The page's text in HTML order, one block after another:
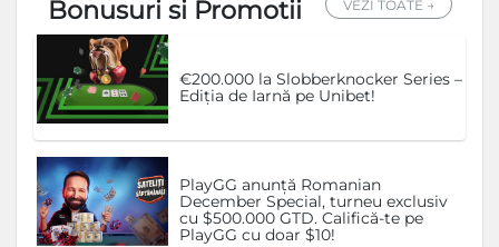
Bonusuri si Promotii VEZI TOATE →
€200.000 la Slobberknocker Series –
Ediția de Iarnă pe Unibet!
PlayGG anunță Romanian
December Special, turneu exclusiv
cu $500.000 GTD. Califică-te pe
PlayGG cu doar $10!